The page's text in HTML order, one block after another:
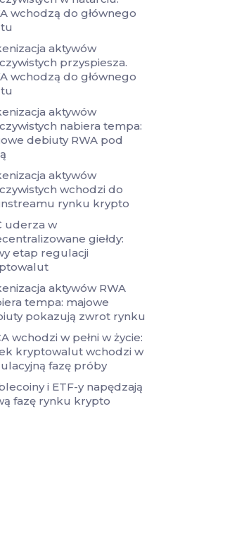
wchodzą do głównego
aktywów
przyspiesza.
wchodzą do głównego
aktywów
nabiera tempa:
debiuty RWA pod
aktywów
wchodzi do
rynku krypto
uderza w
giełdy:
etap regulacji
aktywów RWA
tempa: majowe
pokazują zwrot rynku
wchodzi w pełni w życie:
kryptowalut wchodzi w
fazę próby
i ETF-y napędzają
fazę rynku krypto